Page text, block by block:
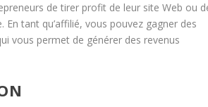
de tirer profit de leur site Web ou
tant qu’affilié, vous pouvez gagner des
vous permet de générer des revenus